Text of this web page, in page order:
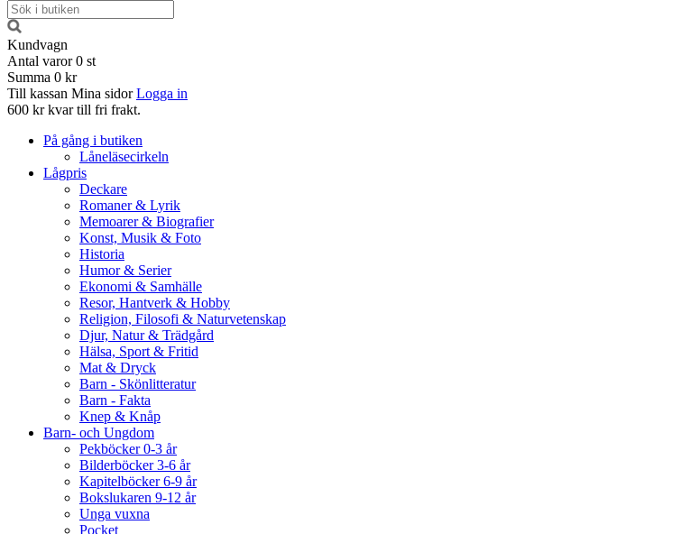
Kundvagn
Antal varor 0 st
Summa 0 kr
Till kassan Mina sidor Logga in
600 kr kvar till fri frakt.
På gång i butiken
Låneläsecirkeln
Lågpris
Deckare
Romaner & Lyrik
Memoarer & Biografier
Konst, Musik & Foto
Historia
Humor & Serier
Ekonomi & Samhälle
Resor, Hantverk & Hobby
Religion, Filosofi & Naturvetenskap
Djur, Natur & Trädgård
Hälsa, Sport & Fritid
Mat & Dryck
Barn - Skönlitteratur
Barn - Fakta
Knep & Knåp
Barn- och Ungdom
Pekböcker 0-3 år
Bilderböcker 3-6 år
Kapitelböcker 6-9 år
Bokslukaren 9-12 år
Unga vuxna
Pocket